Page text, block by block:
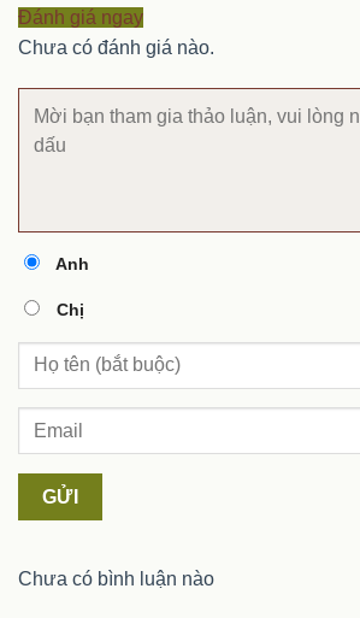
Đánh giá ngay
Chưa có đánh giá nào.
Anh
Chị
GỬI
Chưa có bình luận nào